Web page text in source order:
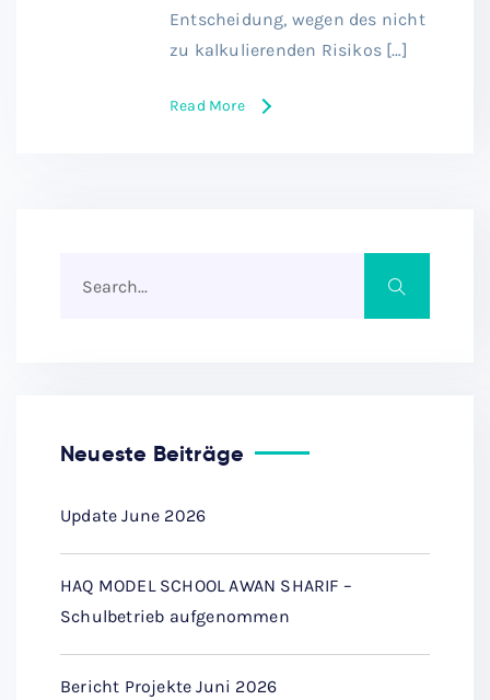
Entscheidung, wegen des nicht
zu kalkulierenden Risikos […]
Read More
Neueste Beiträge
Update June 2026
HAQ MODEL SCHOOL AWAN SHARIF –
Schulbetrieb aufgenommen
Bericht Projekte Juni 2026